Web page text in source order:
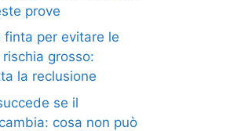
prove
finta per evitare le
grosso:
la reclusione
se il
cosa non può